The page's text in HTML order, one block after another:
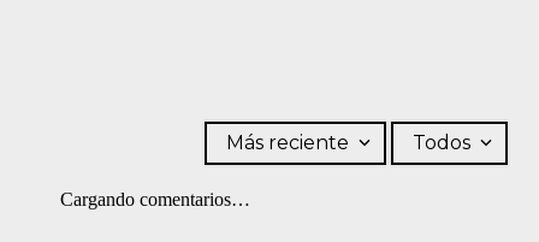
Más reciente Todos
Cargando comentarios…